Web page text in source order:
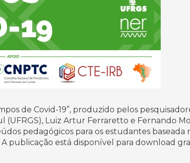
de Covid-19”, produzido pelos
(UFRGS), Luiz Artur Ferraretto e Fernando
pedagógicos para os estudantes baseada
A publicação está disponível para download